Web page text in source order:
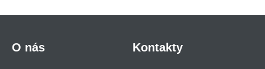
O nás Kontakty